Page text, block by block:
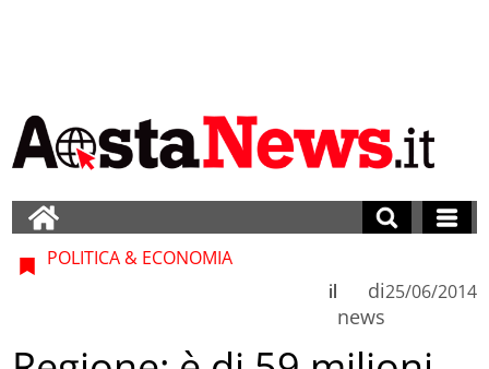
POLITICA & ECONOMIA
di
news
il 25/06/2014